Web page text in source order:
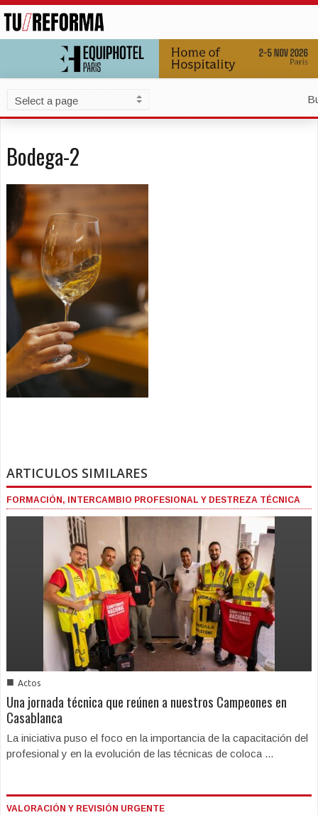
Bodega-2
ARTICULOS SIMILARES
FORMACIÓN, INTERCAMBIO PROFESIONAL Y DESTREZA TÉCNICA
■ Actos
Una jornada técnica que reúnen a nuestros Campeones en
Casablanca
La iniciativa puso el foco en la importancia de la capacitación del
profesional y en la evolución de las técnicas de coloca ...
VALORACIÓN Y REVISIÓN URGENTE